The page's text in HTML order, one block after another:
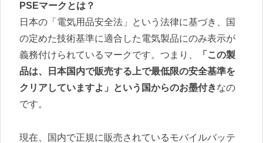
PSEマークとは？
日本の「電気用品安全法」という法律に基づき、国
の定めた技術基準に適合した電気製品にのみ表示が
義務付けられているマークです。つまり、
「この製
品は、日本国内で販売する上で最低限の安全基準を
クリアしていますよ」という国からのお墨付きなの
です。
現在、国内で正規に販売されているモバイルバッテ